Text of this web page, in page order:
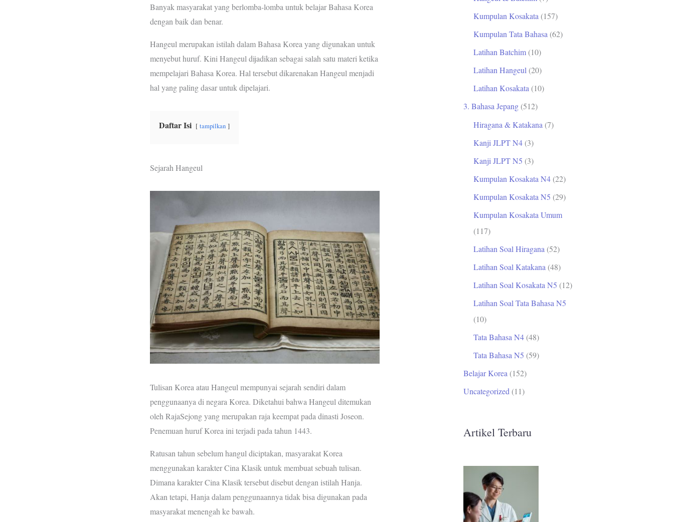
o
k
r
p
p
e
a
Banyak masyarakat yang berlomba-lomba untuk belajar Bahasa Korea
dengan baik dan benar.
Hangeul merupakan istilah dalam Bahasa Korea yang digunakan untuk
menyebut huruf. Kini Hangeul dijadikan sebagai salah satu materi ketika
mempelajari Bahasa Korea. Hal tersebut dikarenakan Hangeul menjadi
hal yang paling dasar untuk dipelajari.
Daftar Isi tampilkan
Sejarah Hangeul
Tulisan Korea atau Hangeul mempunyai sejarah sendiri dalam
penggunaanya di negara Korea. Diketahui bahwa Hangeul ditemukan
oleh RajaSejong yang merupakan raja keempat pada dinasti Joseon.
Penemuan huruf Korea ini terjadi pada tahun 1443.
Ratusan tahun sebelum hangul diciptakan, masyarakat Korea
menggunakan karakter Cina Klasik untuk membuat sebuah tulisan.
Dimana karakter Cina Klasik tersebut disebut dengan istilah Hanja.
Akan tetapi, Hanja dalam penggunaannya tidak bisa digunakan pada
masyarakat menengah ke bawah.
Kumpulan Kosakata (157)
Kumpulan Tata Bahasa (62)
Latihan Batchim (10)
Latihan Hangeul (20)
Latihan Kosakata (10)
3. Bahasa Jepang (512)
Hiragana & Katakana (7)
Kanji JLPT N4 (3)
Kanji JLPT N5 (3)
Kumpulan Kosakata N4 (22)
Kumpulan Kosakata N5 (29)
Kumpulan Kosakata Umum
(117)
Latihan Soal Hiragana (52)
Latihan Soal Katakana (48)
Latihan Soal Kosakata N5 (12)
Latihan Soal Tata Bahasa N5
(10)
Tata Bahasa N4 (48)
Tata Bahasa N5 (59)
Belajar Korea (152)
Uncategorized (11)
Artikel Terbaru